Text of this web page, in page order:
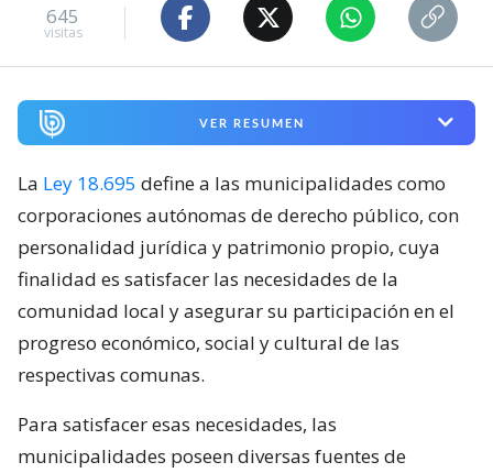
645
visitas
VER RESUMEN
La Ley 18.695 define a las municipalidades como
corporaciones autónomas de derecho público, con
personalidad jurídica y patrimonio propio, cuya
finalidad es satisfacer las necesidades de la
comunidad local y asegurar su participación en el
progreso económico, social y cultural de las
respectivas comunas.
Para satisfacer esas necesidades, las
municipalidades poseen diversas fuentes de